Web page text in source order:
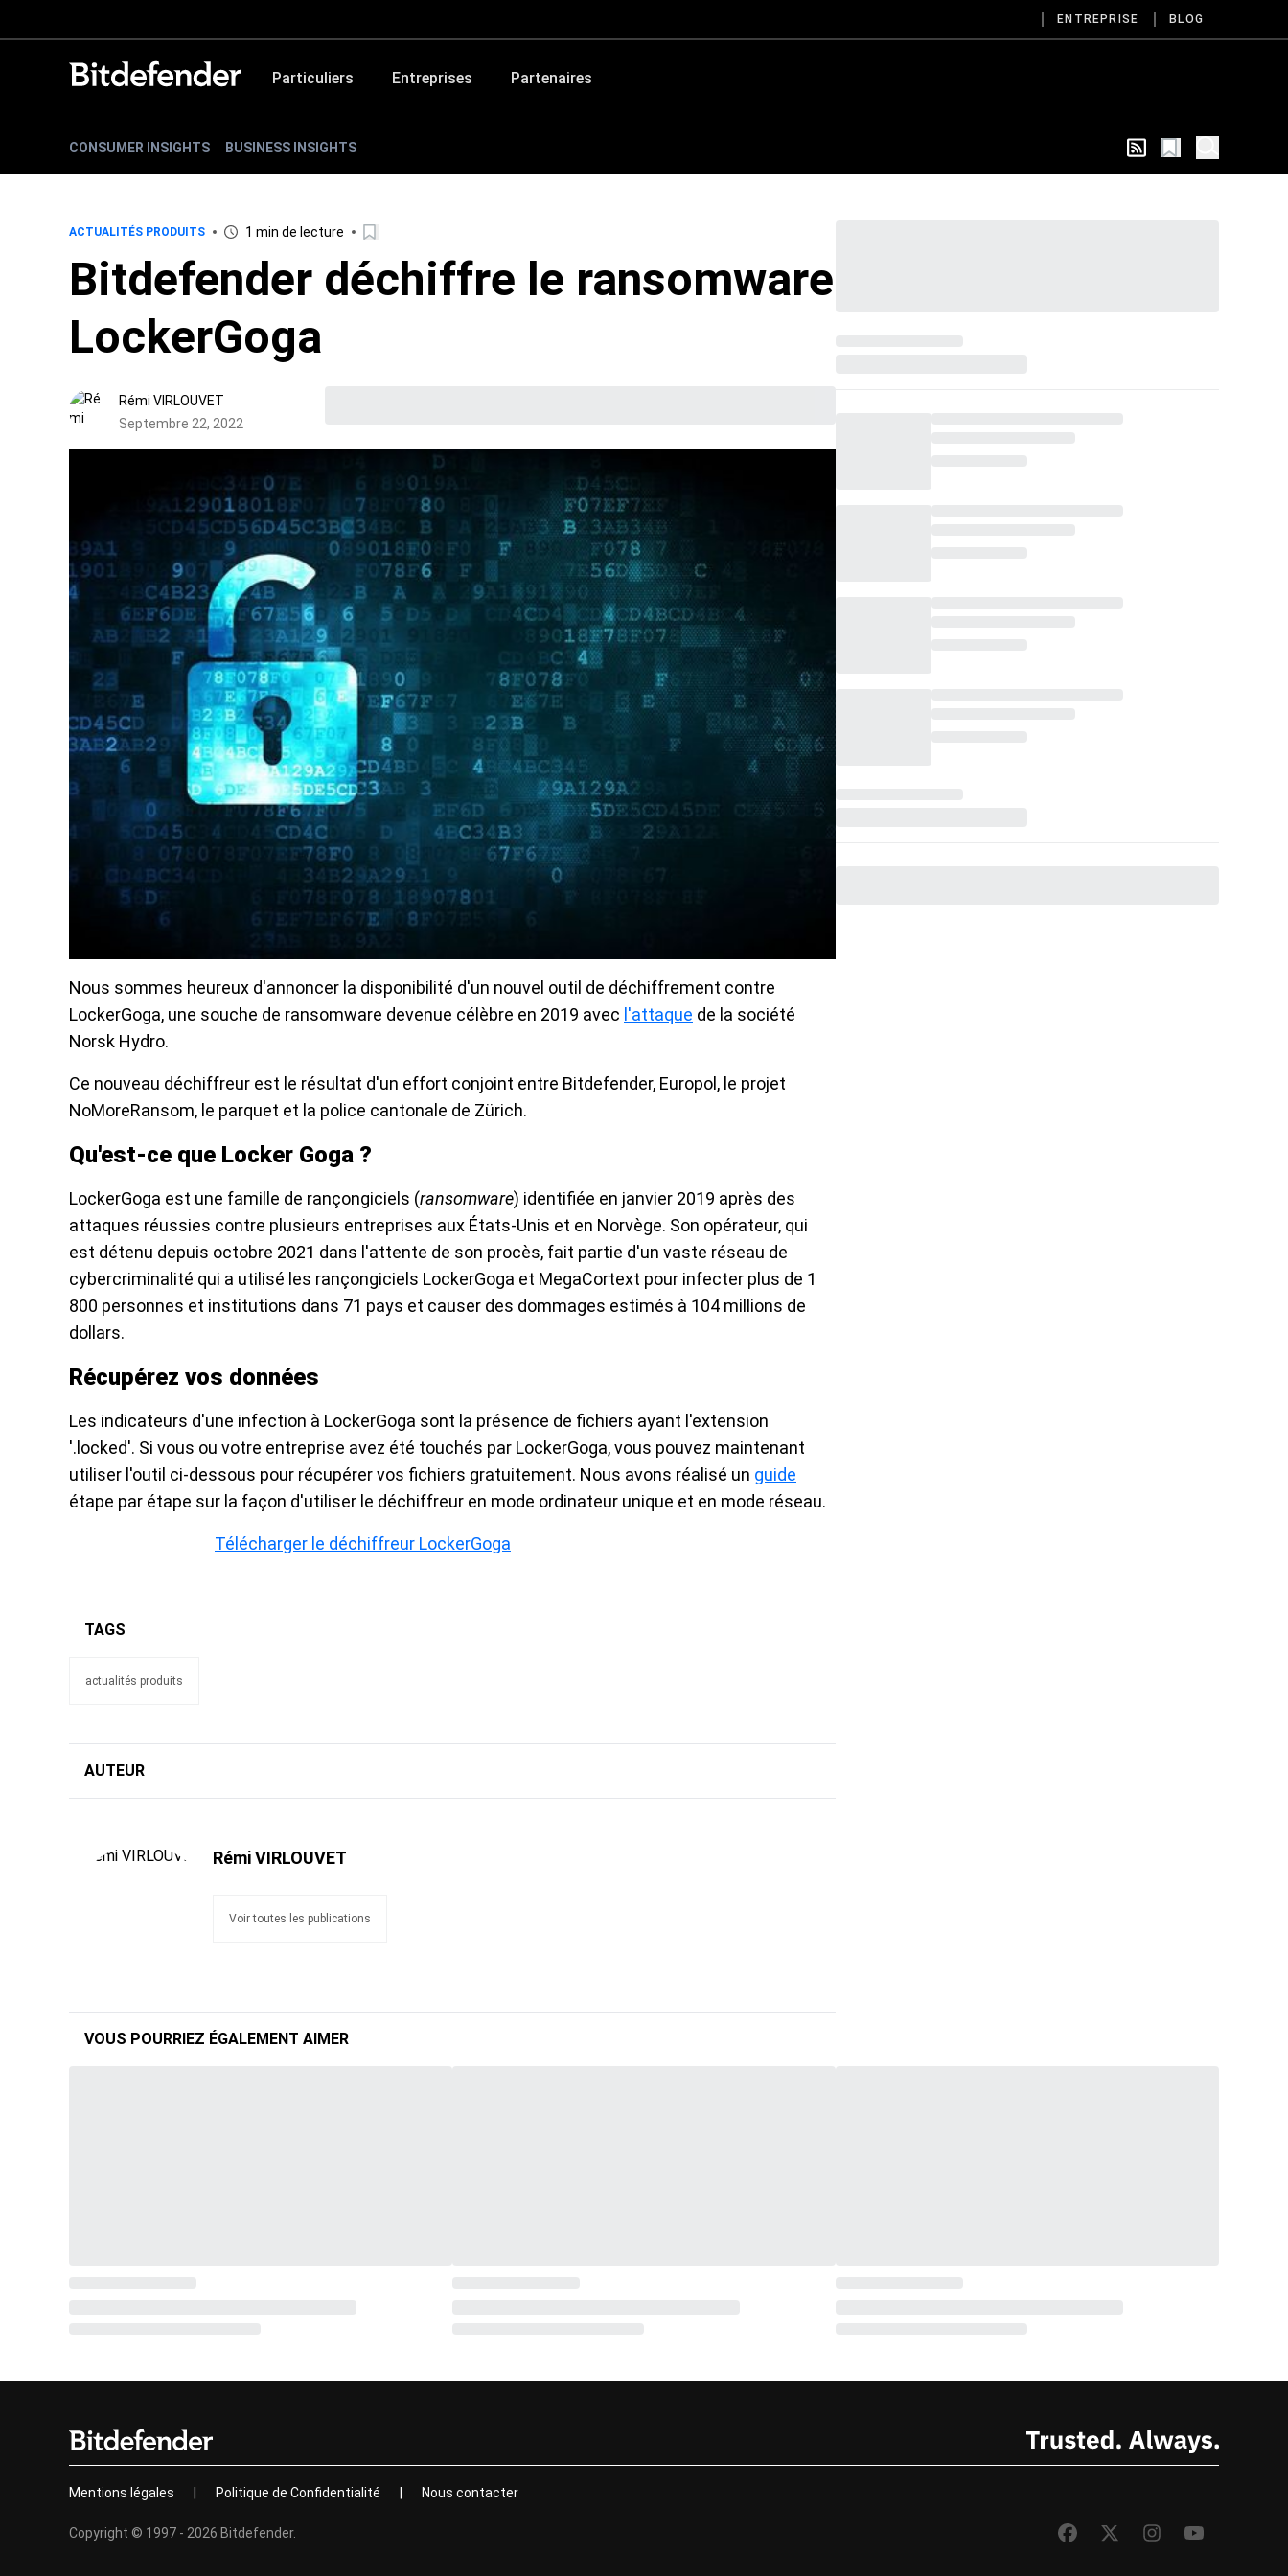
ENTREPRISE BLOG
Particuliers Entreprises Partenaires
CONSUMER INSIGHTS BUSINESS INSIGHTS
ACTUALITÉS PRODUITS 1 min de lecture
Bitdefender déchiffre le ransomware
LockerGoga
Rémi VIRLOUVET
Septembre 22, 2022
Nous sommes heureux d'annoncer la disponibilité d'un nouvel outil de déchiffrement contre
LockerGoga, une souche de ransomware devenue célèbre en 2019 avec l'attaque de la société
Norsk Hydro.
Ce nouveau déchiffreur est le résultat d'un effort conjoint entre Bitdefender, Europol, le projet
NoMoreRansom, le parquet et la police cantonale de Zürich.
Qu'est-ce que Locker Goga ?
LockerGoga est une famille de rançongiciels (ransomware) identifiée en janvier 2019 après des
attaques réussies contre plusieurs entreprises aux États-Unis et en Norvège. Son opérateur, qui
est détenu depuis octobre 2021 dans l'attente de son procès, fait partie d'un vaste réseau de
cybercriminalité qui a utilisé les rançongiciels LockerGoga et MegaCortext pour infecter plus de 1
800 personnes et institutions dans 71 pays et causer des dommages estimés à 104 millions de
dollars.
Récupérez vos données
Les indicateurs d'une infection à LockerGoga sont la présence de fichiers ayant l'extension
'.locked'. Si vous ou votre entreprise avez été touchés par LockerGoga, vous pouvez maintenant
utiliser l'outil ci-dessous pour récupérer vos fichiers gratuitement. Nous avons réalisé un guide
étape par étape sur la façon d'utiliser le déchiffreur en mode ordinateur unique et en mode réseau.
Télécharger le déchiffreur LockerGoga
TAGS
actualités produits
AUTEUR
Rémi VIRLOUVET
Voir toutes les publications
VOUS POURRIEZ ÉGALEMENT AIMER
Mentions légales Politique de Confidentialité Nous contacter
Copyright © 1997 - 2026 Bitdefender.